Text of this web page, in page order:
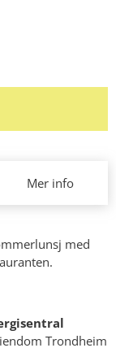
Mer info
med
Trondheim